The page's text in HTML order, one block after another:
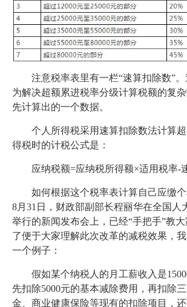
注意税率表里有一栏“速算扣除数”
为解决超额累进税率分级计算税额的复
先计算出的一个数据。
个人所得税采用速算扣除数法计算
得税时的计税公式是：
应纳税额=应纳税所得额×适用税率-
如何根据这个税率表计算自己应缴
8月31日，财政部副部长程丽华在全国人
举行的新闻发布会上，已经“手把手”教
了便于大家理解此次改革的减税效果，
一个例子：
假如某个纳税人的月工薪收入是
先扣除5000元的基本减除费用，再扣除
金、商业健康保险等现有的扣除项目，